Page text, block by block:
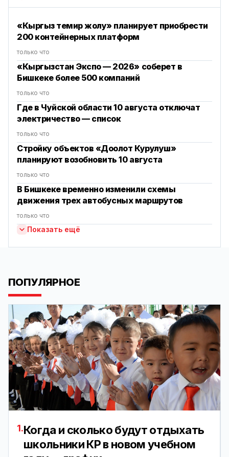
«Кыргыз темир жолу» планирует приобрести
200 контейнерных платформ
только что
«Кыргызстан Экспо — 2026» соберет в
Бишкеке более 500 компаний
только что
Где в Чуйской области 10 августа отключат
электричество — список
только что
Стройку объектов «Доолот Курулуш»
планируют возобновить 10 августа
только что
В Бишкеке временно изменили схемы
движения трех автобусных маршрутов
только что
Показать ещё
ПОПУЛЯРНОЕ
1.Когда и сколько будут отдыхать
школьники КР в новом учебном